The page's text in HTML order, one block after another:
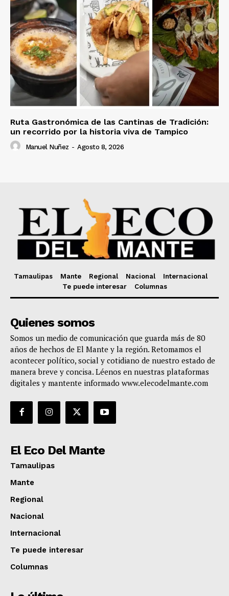
Ruta Gastronómica de las Cantinas de Tradición:
un recorrido por la historia viva de Tampico
Manuel Nuñez - Agosto 8, 2026
Tamaulipas Mante Regional Nacional
Internacional
Te puede interesar
Columnas
Quienes somos
Somos un medio de comunicación que guarda más de 80
años de hechos de El Mante y la región. Retomamos el
acontecer político, social y cotidiano de nuestro estado de
manera breve y concisa. Léenos en nuestras plataformas
digitales y mantente informado www.elecodelmante.com
El Eco Del Mante
Tamaulipas
Mante
Regional
Nacional
Internacional
Te puede interesar
Columnas